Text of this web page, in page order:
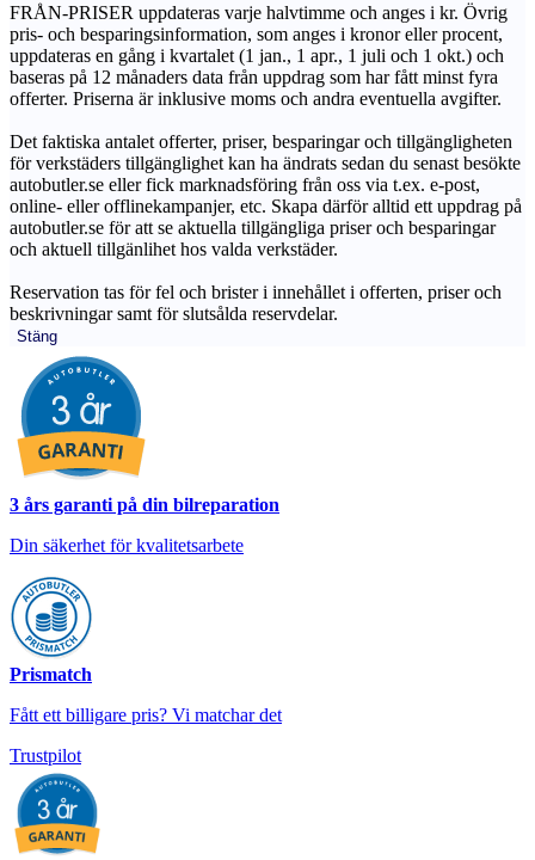
FRÅN-PRISER uppdateras varje halvtimme och anges i kr. Övrig
pris- och besparingsinformation, som anges i kronor eller procent,
uppdateras en gång i kvartalet (1 jan., 1 apr., 1 juli och 1 okt.) och
baseras på 12 månaders data från uppdrag som har fått minst fyra
offerter. Priserna är inklusive moms och andra eventuella avgifter.
Det faktiska antalet offerter, priser, besparingar och tillgängligheten
för verkstäders tillgänglighet kan ha ändrats sedan du senast besökte
autobutler.se eller fick marknadsföring från oss via t.ex. e-post,
online- eller offlinekampanjer, etc. Skapa därför alltid ett uppdrag på
autobutler.se för att se aktuella tillgängliga priser och besparingar
och aktuell tillgänlihet hos valda verkstäder.
Reservation tas för fel och brister i innehållet i offerten, priser och
beskrivningar samt för slutsålda reservdelar.
Stäng
3 års garanti på din bilreparation
Din säkerhet för kvalitetsarbete
Prismatch
Fått ett billigare pris? Vi matchar det
Trustpilot